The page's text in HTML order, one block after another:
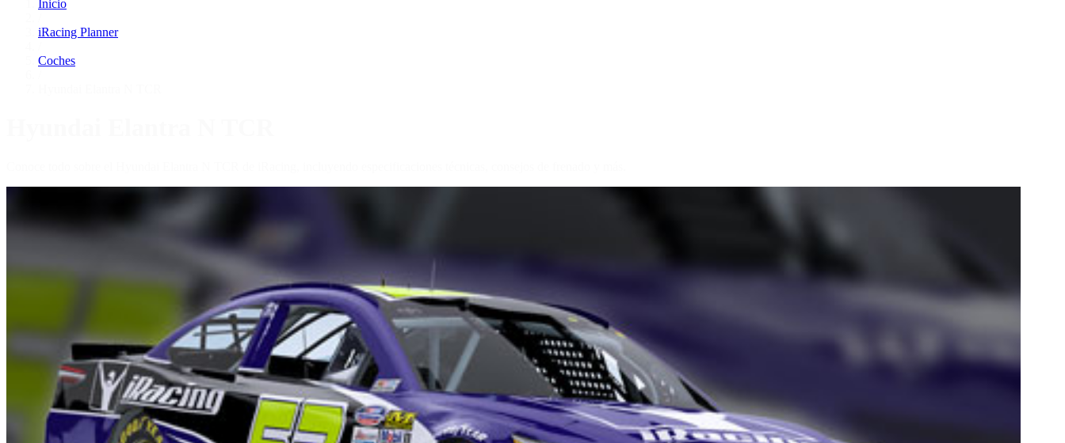
Inicio
iRacing Planner
Coches